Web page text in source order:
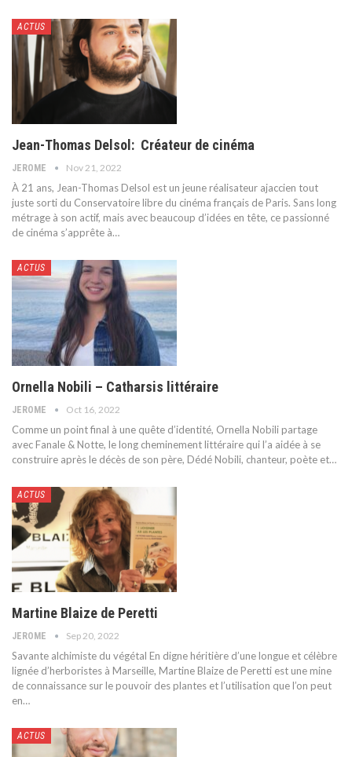
ACTUS
Jean-Thomas Delsol: Créateur de cinéma
JEROME Nov 21, 2022
À 21 ans, Jean-Thomas Delsol est un jeune réalisateur ajaccien tout
juste sorti du Conservatoire libre du cinéma français de Paris. Sans long
métrage à son actif, mais avec beaucoup d’idées en tête, ce passionné
de cinéma s’apprête à…
ACTUS
Ornella Nobili – Catharsis littéraire
JEROME Oct 16, 2022
Comme un point final à une quête d’identité, Ornella Nobili partage
avec Fanale & Notte, le long cheminement littéraire qui l’a aidée à se
construire après le décès de son père, Dédé Nobili, chanteur, poète et…
ACTUS
Martine Blaize de Peretti
JEROME Sep 20, 2022
Savante alchimiste du végétal En digne héritière d’une longue et célèbre
lignée d’herboristes à Marseille, Martine Blaize de Peretti est une mine
de connaissance sur le pouvoir des plantes et l’utilisation que l’on peut
en…
ACTUS